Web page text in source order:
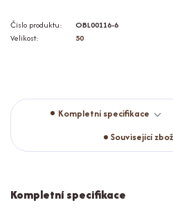
Číslo produktu:
OBL00116-6
Velikost:
50
Kompletní specifikace
Související
Kompletní specifikace